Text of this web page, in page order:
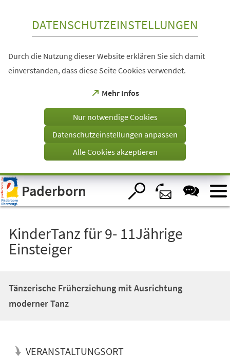
Visuelle
Assistenzsoftware
öffnen.
DATENSCHUTZEINSTELLUNGEN
Durch die Nutzung dieser Website erklären Sie sich damit
einverstanden, dass diese Seite Cookies verwendet.
Mehr Infos
(Öffnet
einem
Tab)
Nur notwendige Cookies
Datenschutzeinstellungen anpassen
Alle Cookies akzeptieren
Paderborn
KinderTanz für 9- 11Jährige
Einsteiger
Tänzerische Früherziehung mit Ausrichtung
moderner Tanz
VERANSTALTUNGSORT